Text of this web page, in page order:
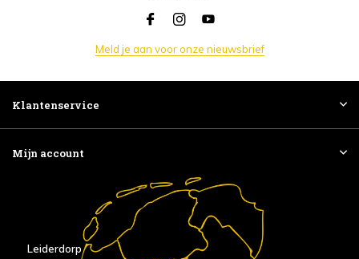
Meld je aan voor onze nieuwsbrief
Klantenservice
Mijn account
Leiderdorp